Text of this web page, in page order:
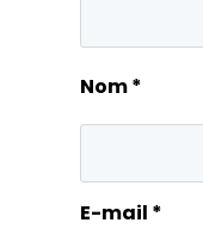
Nom*
E-mail *